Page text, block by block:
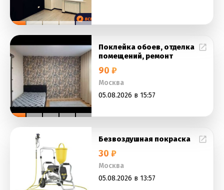
Поклейка обоев, отделка
помещений, ремонт
90 ₽
Москва
05.08.2026 в 15:57
Безвоздушная покраска
30 ₽
Москва
05.08.2026 в 13:57